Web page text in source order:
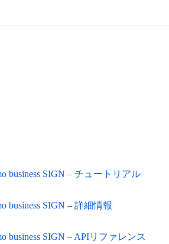
business SIGN – チュートリアル
business SIGN – 詳細情報
business SIGN – APIリファレンス